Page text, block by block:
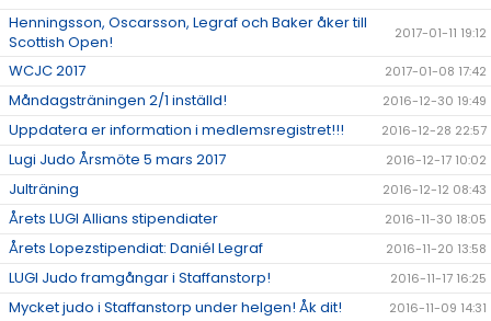
Henningsson, Oscarsson, Legraf och Baker åker till
Scottish Open!
2017-01-11 19:12
WCJC 2017 2017-01-08 17:42
Måndagsträningen 2/1 inställd! 2016-12-30 19:49
Uppdatera er information i medlemsregistret!!! 2016-12-28 22:57
Lugi Judo Årsmöte 5 mars 2017 2016-12-17 10:02
Julträning 2016-12-12 08:43
Årets LUGI Allians stipendiater 2016-11-30 18:05
Årets Lopezstipendiat: Daniél Legraf 2016-11-20 13:58
LUGI Judo framgångar i Staffanstorp! 2016-11-17 16:25
Mycket judo i Staffanstorp under helgen! Åk dit! 2016-11-09 14:31